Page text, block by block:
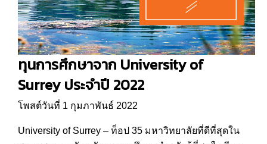
ทุนการศึกษาจาก University of
Surrey ประจำปี 2022
โพสต์วันที่ 1 กุมภาพันธ์ 2022
University of Surrey – ท็อป 35 มหาวิทยาลัยที่ดีที่สุดใน